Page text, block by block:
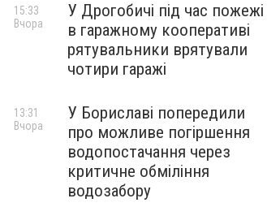
У Дрогобичі під час пожежі
в гаражному кооперативі
рятувальники врятували
чотири гаражі
15:33
Вчора
У Бориславі попередили
про можливе погіршення
водопостачання через
критичне обміління
водозабору
13:31
Вчора